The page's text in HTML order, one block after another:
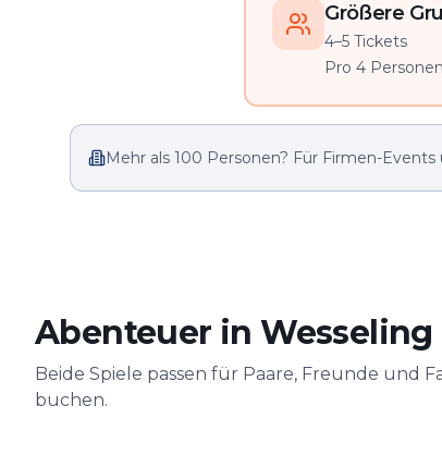
Größere
4–5 Tickets
Pro 4
Mehr als 100 Personen? Für Firmen-
Abenteuer in Wesseling
Beide Spiele passen für Paare, Freunde und
buchen.